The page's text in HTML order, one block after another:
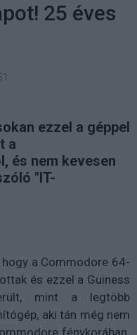
25 éves
ezzel a géppel
a
és nem kevesen
"IT-
a Commodore 64-
és ezzel a Guiness
mint a legtöbb
aki tán még nem